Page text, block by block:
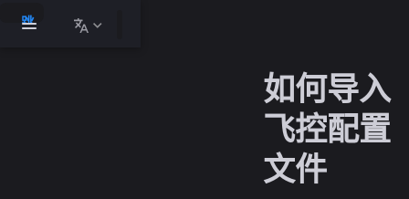
跳
如何导入
飞控配置
文件